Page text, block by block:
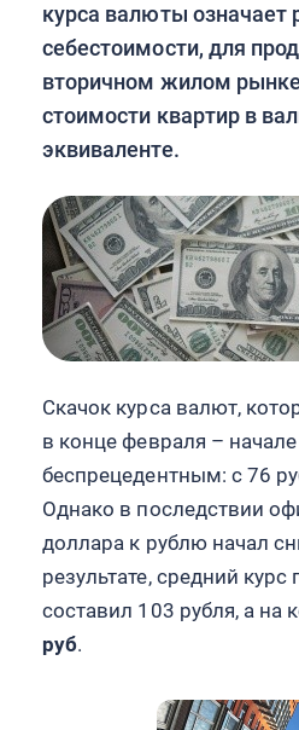
курса валюты означает
себестоимости, для
вторичном жилом
стоимости квартир в
эквиваленте.
Скачок курса валют,
в конце февраля –
беспрецедентным: с 76
Однако в последствии
доллара к рублю начал
результате, средний
составил 103 рубля, а на
руб.